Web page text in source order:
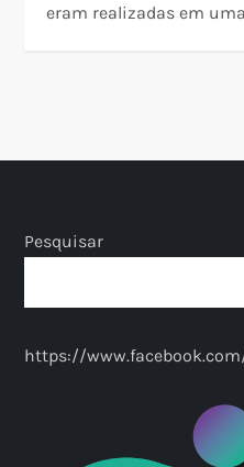
eram realizadas em
Pesquisar
https://